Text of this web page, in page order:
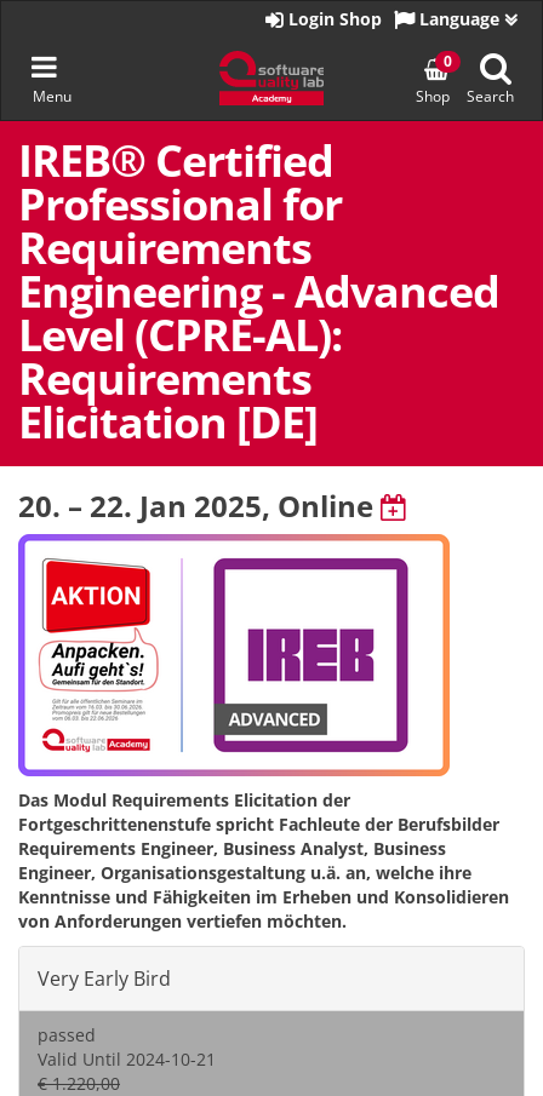
Skip
content
Toggle
navigation
Menu
homepage
Language
Login Shop
Shop
0
Search
IREB® Certified
Professional for
Requirements
Engineering - Advanced
Level (CPRE-AL):
Requirements
Elicitation [DE]
20. – 22. Jan 2025, Online
Das Modul Requirements Elicitation der
Fortgeschrittenenstufe spricht Fachleute der Berufsbilder
Requirements Engineer, Business Analyst, Business
Engineer, Organisationsgestaltung u.ä. an, welche ihre
Kenntnisse und Fähigkeiten im Erheben und Konsolidieren
von Anforderungen vertiefen möchten.
Very Early Bird
passed
Valid Until 2024-10-21
€ 1.220,00